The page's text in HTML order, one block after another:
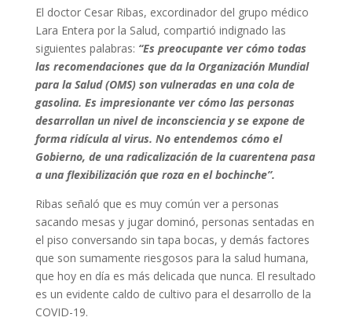
El doctor Cesar Ribas, excordinador del grupo médico
Lara Entera por la Salud, compartió indignado las
siguientes palabras: “Es preocupante ver cómo todas
las recomendaciones que da la Organización Mundial
para la Salud (OMS) son vulneradas en una cola de
gasolina. Es impresionante ver cómo las personas
desarrollan un nivel de inconsciencia y se expone de
forma ridícula al virus. No entendemos cómo el
Gobierno, de una radicalización de la cuarentena pasa
a una flexibilización que roza en el bochinche”.
Ribas señaló que es muy común ver a personas
sacando mesas y jugar dominó, personas sentadas en
el piso conversando sin tapa bocas, y demás factores
que son sumamente riesgosos para la salud humana,
que hoy en día es más delicada que nunca. El resultado
es un evidente caldo de cultivo para el desarrollo de la
COVID-19.